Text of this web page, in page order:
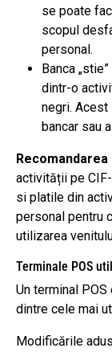
se poate
scopul
personal.
Banca
dintr-o
negri. Acest
bancar sau
Recomandarea
activității pe
si platile din
personal pentru
utilizarea
Terminale POS
Un terminal
dintre cele mai
Modificările